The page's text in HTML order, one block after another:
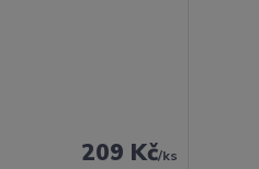
209 Kč/ks